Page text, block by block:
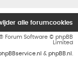
alle forumcookies
Forum Software © phpBB
Limited
& phpBB.nl